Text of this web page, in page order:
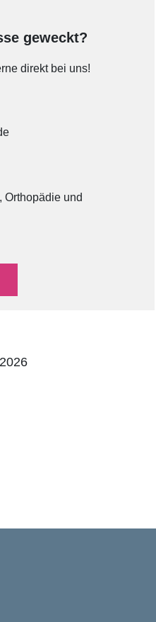
geweckt?
direkt bei uns!
Orthopädie und
Bewerbungsformular